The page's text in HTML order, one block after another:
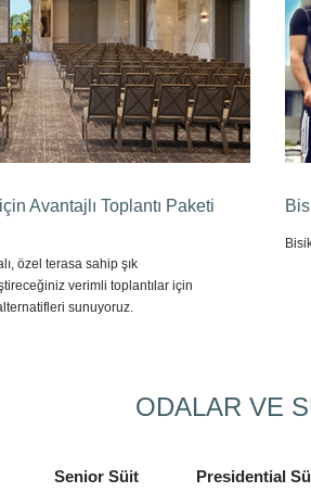
Avantajlı Toplantı Paketi
özel terasa sahip şık
verimli toplantılar için
sunuyoruz.
ODALAR VE
Senior Süit Presidential